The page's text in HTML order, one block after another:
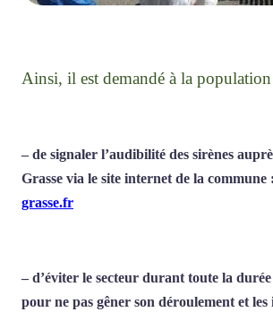
Ainsi, il est demandé à la
– de signaler l’audibilité des sirènes
Grasse via le site internet de la commune :
grasse.fr
– d’éviter le secteur durant toute la durée
pour ne pas gêner son déroulement et